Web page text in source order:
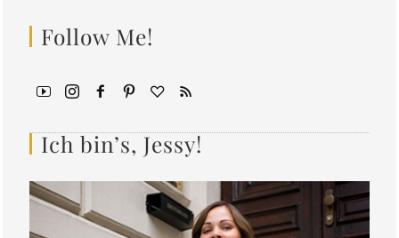
Follow Me!
Ich bin’s, Jessy!